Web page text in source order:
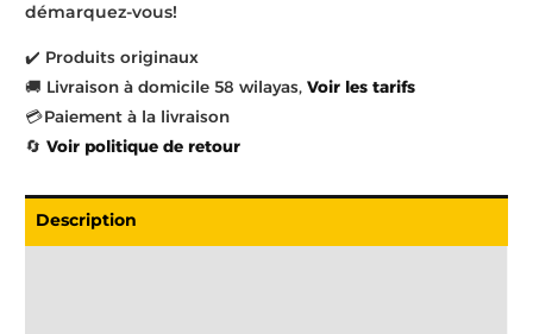
démarquez-vous!
✔️ Produits originaux
🚚 Livraison à domicile 58 wilayas, Voir les tarifs
💳 Paiement à la livraison
🔄 Voir politique de retour
Description